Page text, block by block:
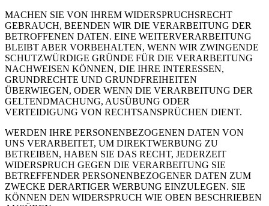
MACHEN SIE VON IHREM WIDERSPRUCHSRECHT
GEBRAUCH, BEENDEN WIR DIE VERARBEITUNG DER
BETROFFENEN DATEN. EINE WEITERVERARBEITUNG
BLEIBT ABER VORBEHALTEN, WENN WIR ZWINGENDE
SCHUTZWÜRDIGE GRÜNDE FÜR DIE VERARBEITUNG
NACHWEISEN KÖNNEN, DIE IHRE INTERESSEN,
GRUNDRECHTE UND GRUNDFREIHEITEN
ÜBERWIEGEN, ODER WENN DIE VERARBEITUNG DER
GELTENDMACHUNG, AUSÜBUNG ODER
VERTEIDIGUNG VON RECHTSANSPRÜCHEN DIENT.
WERDEN IHRE PERSONENBEZOGENEN DATEN VON
UNS VERARBEITET, UM DIREKTWERBUNG ZU
BETREIBEN, HABEN SIE DAS RECHT, JEDERZEIT
WIDERSPRUCH GEGEN DIE VERARBEITUNG SIE
BETREFFENDER PERSONENBEZOGENER DATEN ZUM
ZWECKE DERARTIGER WERBUNG EINZULEGEN. SIE
KÖNNEN DEN WIDERSPRUCH WIE OBEN BESCHRIEBEN